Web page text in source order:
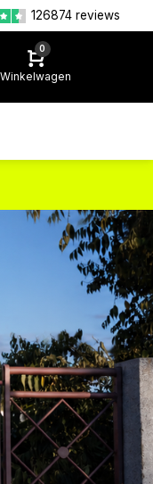
vandaag verzonden
126874 reviews
0
Winkelwagen